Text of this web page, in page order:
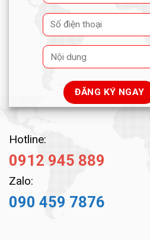
Hotline:
0912 945 889
Zalo:
090 459 7876